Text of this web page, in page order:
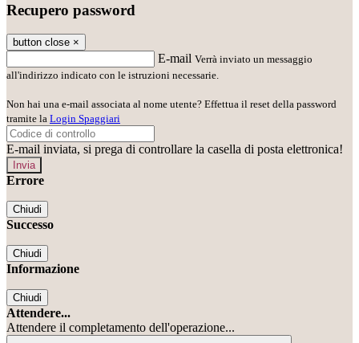
Recupero password
button close ×
E-mail Verrà inviato un messaggio
all'indirizzo indicato con le istruzioni necessarie.
Non hai una e-mail associata al nome utente? Effettua il reset della password
tramite la Login Spaggiari
E-mail inviata, si prega di controllare la casella di posta elettronica!
Errore
Chiudi
Successo
Chiudi
Informazione
Chiudi
Attendere...
Attendere il completamento dell'operazione...